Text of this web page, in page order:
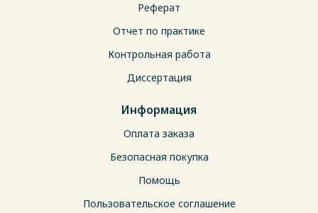
Реферат
Отчет по практике
Контрольная работа
Диссертация
Информация
Оплата заказа
Безопасная покупка
Помощь
Пользовательское соглашение